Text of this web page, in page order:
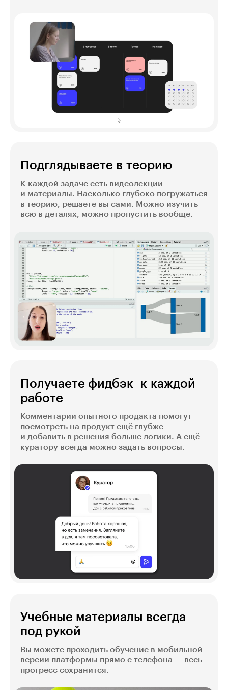
Подглядываете в теорию
К каждой задаче есть видеолекции
и материалы. Насколько глубоко погружаться
в теорию, решаете вы сами. Можно изучить
всю в деталях, можно пропустить вообще.
Получаете фидбэк к каждой
работе
Комментарии опытного продакта помогут
посмотреть на продукт ещё глубже
и добавить в решения больше логики. А ещё
куратору всегда можно задать вопросы.
Учебные материалы всегда
под рукой
Вы можете проходить обучение в мобильной
версии платформы прямо с телефона — весь
прогресс сохранится.